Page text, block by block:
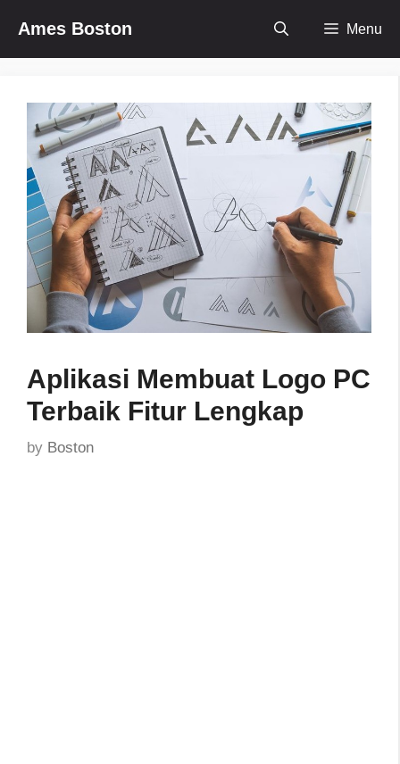
content
Ames Boston Menu
Aplikasi Membuat Logo PC
Terbaik Fitur Lengkap
by Boston